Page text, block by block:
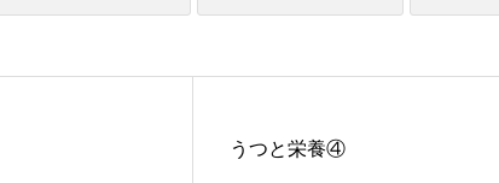
うつと栄養④